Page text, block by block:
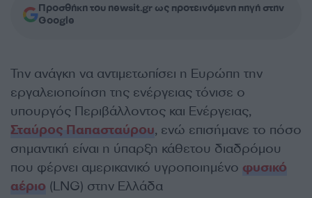
Προσθήκη του newsit.gr ως προτεινόμενη πηγή στην
Google
Την ανάγκη να αντιμετωπίσει η Ευρώπη την
εργαλειοποίηση της ενέργειας τόνισε ο
υπουργός Περιβάλλοντος και Ενέργειας,
Σταύρος Παπασταύρου, ενώ επισήμανε το πόσο
σημαντική είναι η ύπαρξη κάθετου διαδρόμου
που φέρνει αμερικανικό υγροποιημένο φυσικό
αέριο (LNG) στην Ελλάδα